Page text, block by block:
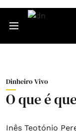
Dinheiro Vivo
O que é
Inês Teotónio